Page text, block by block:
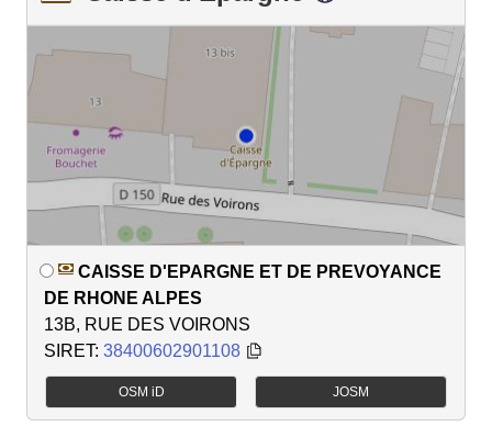
CAISSE D'EPARGNE ET DE PREVOYANCE
DE RHONE ALPES
13B, RUE DES VOIRONS
SIRET: 38400602901108
OSM iD JOSM